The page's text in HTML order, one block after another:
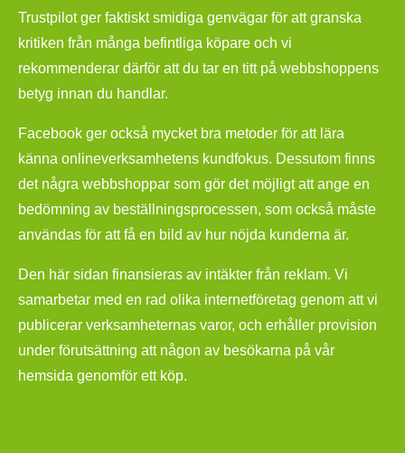
Trustpilot ger faktiskt smidiga genvägar för att granska
kritiken från många befintliga köpare och vi
rekommenderar därför att du tar en titt på webbshoppens
betyg innan du handlar.
Facebook ger också mycket bra metoder för att lära
känna onlineverksamhetens kundfokus. Dessutom finns
det några webbshoppar som gör det möjligt att ange en
bedömning av beställningsprocessen, som också måste
användas för att få en bild av hur nöjda kunderna är.
Den här sidan finansieras av intäkter från reklam. Vi
samarbetar med en rad olika internetföretag genom att vi
publicerar verksamheternas varor, och erhåller provision
under förutsättning att någon av besökarna på vår
hemsida genomför ett köp.